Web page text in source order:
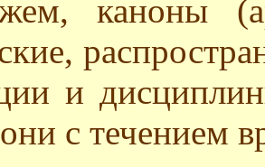
каноны
и
с течением